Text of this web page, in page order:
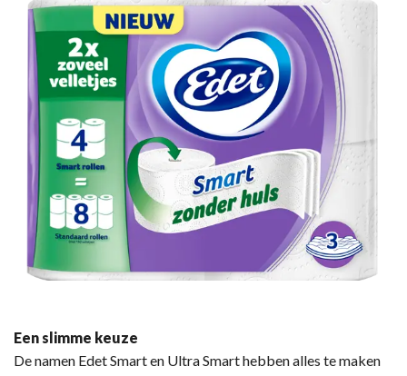
Een slimme keuze
De namen Edet Smart en Ultra Smart hebben alles te maken